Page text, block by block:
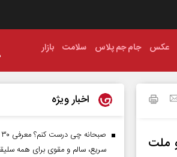
عکس جام جم پلاس سلامت بازار
ملت
اخبار ویژه
سریع، سالم و مقوی برای همه